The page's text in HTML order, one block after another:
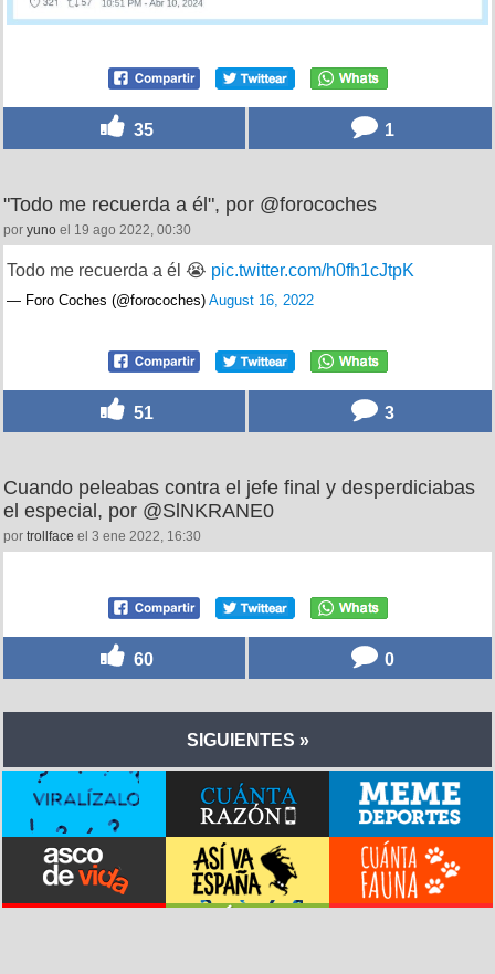
35 1
"Todo me recuerda a él", por @forocoches
por yuno el 19 ago 2022, 00:30
Todo me recuerda a él 😭 pic.twitter.com/h0fh1cJtpK
— Foro Coches (@forocoches) August 16, 2022
51 3
Cuando peleabas contra el jefe final y desperdiciabas
el especial, por @SlNKRANE0
por trollface el 3 ene 2022, 16:30
60 0
SIGUIENTES »